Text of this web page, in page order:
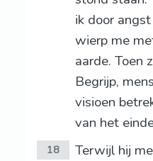
ik door
wierp me
aarde. Toen
Begrijp,
visioen
van het
18
Terwijl hij